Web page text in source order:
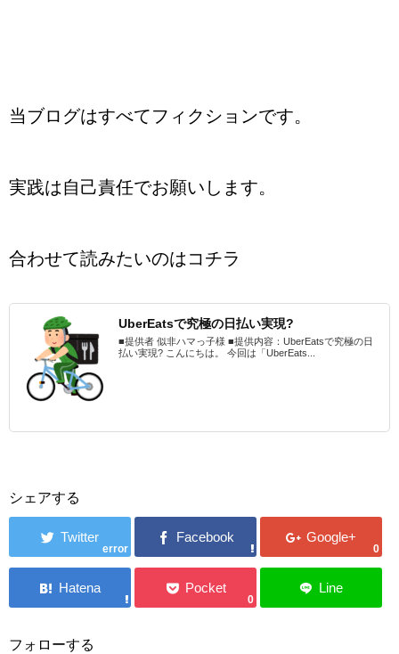
当ブログはすべてフィクションです。
実践は自己責任でお願いします。
合わせて読みたいのはコチラ
UberEatsで究極の日払い実現?
■提供者 似非ハマっ子様 ■提供内容：UberEatsで究極の日
払い実現? こんにちは。 今回は「UberEats...
シェアする
error 0
0
フォローする